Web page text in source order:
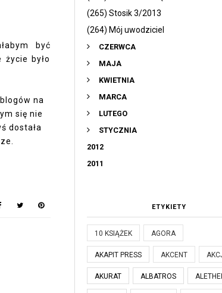
być
było
na
się nie
dostała
(265) Stosik 3/2013
(264) Mój uwodziciel
CZERWCA
MAJA
KWIETNIA
MARCA
LUTEGO
STYCZNIA
2012
2011
ETYKIETY
10 KSIĄŻEK AGORA
AKAPIT PRESS AKCENT
AKURAT ALBATROS